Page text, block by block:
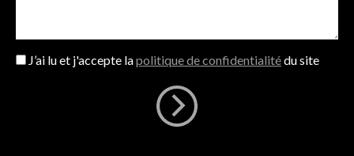
J’ai lu et j'accepte lapolitique de confidentialitédu site